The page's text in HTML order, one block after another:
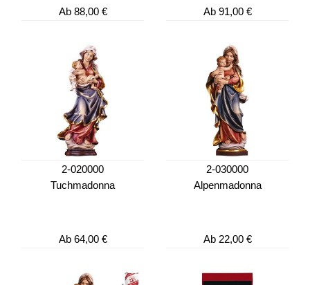
Ab88,00 € Ab91,00 €
2-020000
Tuchmadonna
Ab64,00 €
2-030000
Alpenmadonna
Ab22,00 €